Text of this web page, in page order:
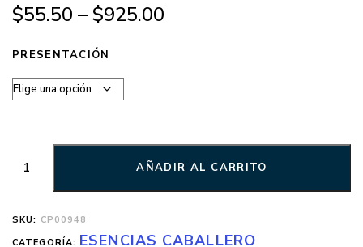
$55.50 –$925.00
PRESENTACIÓN
AÑADIR AL CARRITO
SKU: CP00948
CATEGORÍA: ESENCIAS CABALLERO